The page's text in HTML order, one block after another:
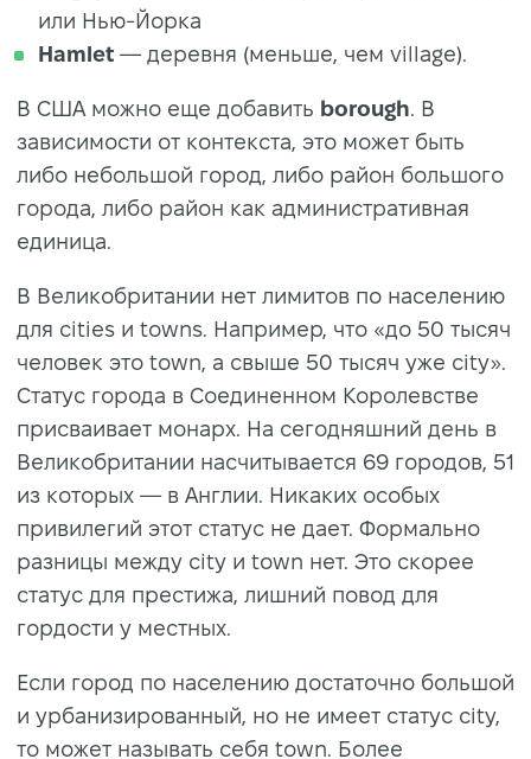
или Нью-Йорка
Hamlet — деревня (меньше, чем village).
В США можно еще добавить borough. В
зависимости от контекста, это может быть
либо небольшой город, либо район большого
города, либо район как административная
единица.
В Великобритании нет лимитов по населению
для cities и towns. Например, что «до 50 тысяч
человек это town, а свыше 50 тысяч уже city».
Статус города в Соединенном Королевстве
присваивает монарх. На сегодняшний день в
Великобритании насчитывается 69 городов, 51
из которых — в Англии. Никаких особых
привилегий этот статус не дает. Формально
разницы между city и town нет. Это скорее
статус для престижа, лишний повод для
гордости у местных.
Если город по населению достаточно большой
и урбанизированный, но не имеет статус city,
то может называть себя town. Более